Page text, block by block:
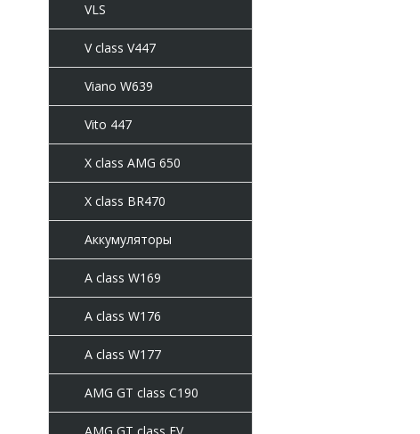
VLS
V class V447
Viano W639
Vito 447
X class AMG 650
X class BR470
Аккумуляторы
A class W169
A class W176
A class W177
AMG GT class C190